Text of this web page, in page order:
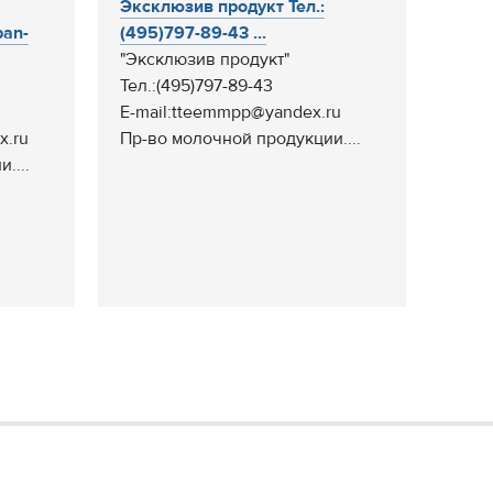
Эксклюзив продукт Тел.:
(495)797-89-43 ...
"Эксклюзив продукт"
Тел.:(495)797-89-43
E-mail:tteemmpp@yandex.ru
Пр-во молочной продукции....